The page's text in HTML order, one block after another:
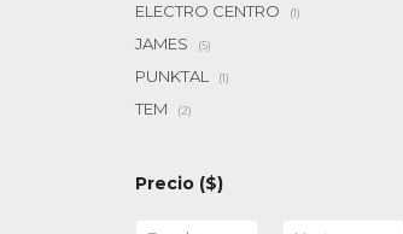
ELECTRO CENTRO (1)
JAMES (5)
PUNKTAL (1)
TEM (2)
Precio ($)